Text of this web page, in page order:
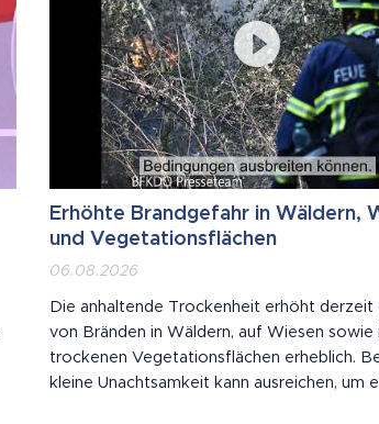
Erhöhte Brandgefahr in Wäldern,
und Vegetationsflächen
06.08.2026
Die anhaltende Trockenheit erhöht derzeit
von Bränden in Wäldern, auf Wiesen sowie
trockenen Vegetationsflächen erheblich.
kleine Unachtsamkeit kann ausreichen, um